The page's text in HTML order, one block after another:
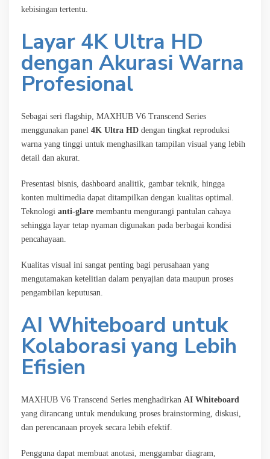
kebisingan tertentu.
Layar 4K Ultra HD
dengan Akurasi Warna
Profesional
Sebagai seri flagship, MAXHUB V6 Transcend Series
menggunakan panel 4K Ultra HD dengan tingkat reproduksi
warna yang tinggi untuk menghasilkan tampilan visual yang lebih
detail dan akurat.
Presentasi bisnis, dashboard analitik, gambar teknik, hingga
konten multimedia dapat ditampilkan dengan kualitas optimal.
Teknologi anti-glare membantu mengurangi pantulan cahaya
sehingga layar tetap nyaman digunakan pada berbagai kondisi
pencahayaan.
Kualitas visual ini sangat penting bagi perusahaan yang
mengutamakan ketelitian dalam penyajian data maupun proses
pengambilan keputusan.
AI Whiteboard untuk
Kolaborasi yang Lebih
Efisien
MAXHUB V6 Transcend Series menghadirkan AI Whiteboard
yang dirancang untuk mendukung proses brainstorming, diskusi,
dan perencanaan proyek secara lebih efektif.
Pengguna dapat membuat anotasi, menggambar diagram,